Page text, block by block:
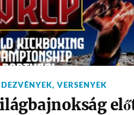
, VERSENYEK